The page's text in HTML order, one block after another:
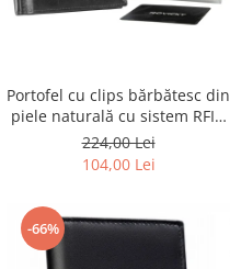
Portofel cu clips bărbătesc din
piele naturală cu sistem RFID
- Rovicky PTR-N1908-RVT-9799
BLACK
224,00 Lei
104,00 Lei
-66%